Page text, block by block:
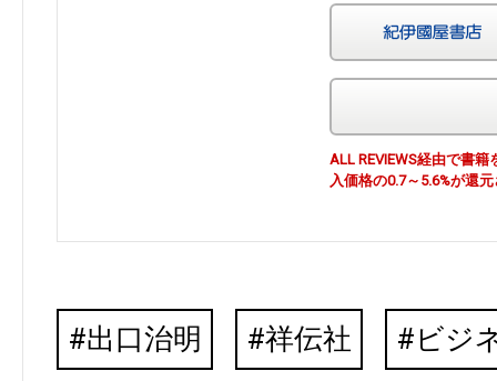
ALL REVIEWS経由で書
入価格の0.7～5.6%が還
出口治明 祥伝社 ビジ